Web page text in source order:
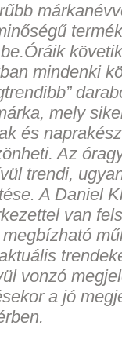
mindenki
mely
és
Az
trendi,
A Daniel
van
vonzó
a jó